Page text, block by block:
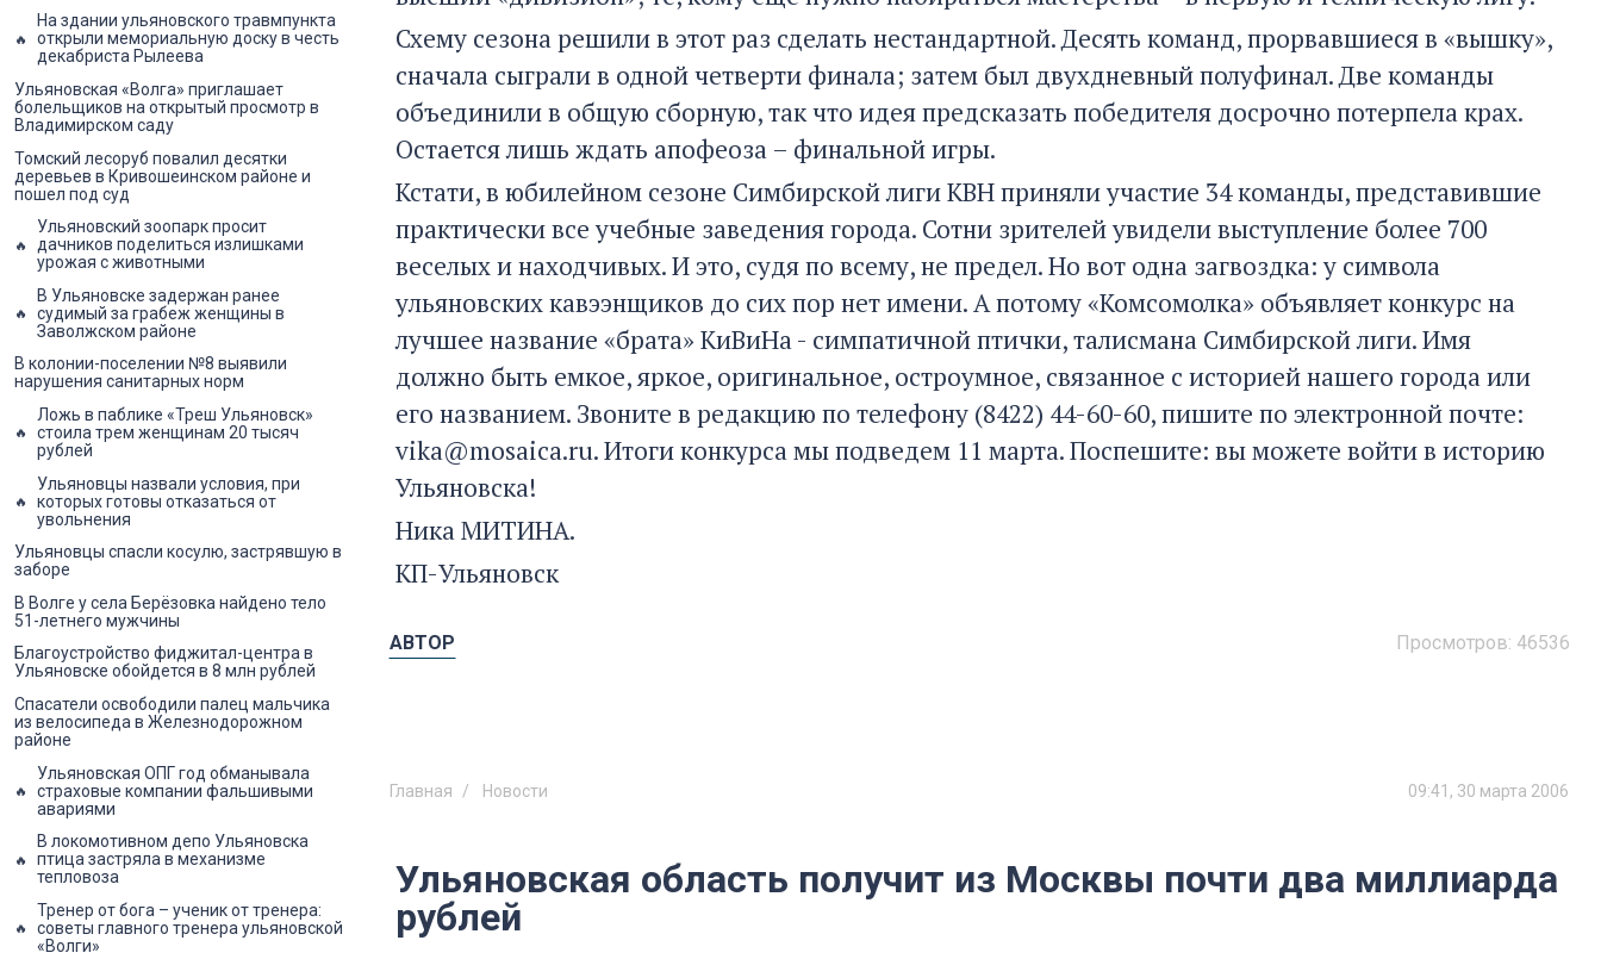
Схему сезона решили в этот раз сделать нестандартной. Десять команд, прорвавшиеся в «вышку»,
сначала сыграли в одной четверти финала; затем был двухдневный полуфинал. Две команды
объединили в общую сборную, так что идея предсказать победителя досрочно потерпела крах.
Остается лишь ждать апофеоза – финальной игры.
Кстати, в юбилейном сезоне Симбирской лиги КВН приняли участие 34 команды, представившие
практически все учебные заведения города. Сотни зрителей увидели выступление более 700
веселых и находчивых. И это, судя по всему, не предел. Но вот одна загвоздка: у символа
ульяновских кавээнщиков до сих пор нет имени. А потому «Комсомолка» объявляет конкурс на
лучшее название «брата» КиВиНа - симпатичной птички, талисмана Симбирской лиги. Имя
должно быть емкое, яркое, оригинальное, остроумное, связанное с историей нашего города или
его названием. Звоните в редакцию по телефону (8422) 44-60-60, пишите по электронной почте:
vika@mosaica.ru. Итоги конкурса мы подведем 11 марта. Поспешите: вы можете войти в историю
Ульяновска!
Ника МИТИНА.
КП-Ульяновск
Просмотров: 46536
АВТОР
Главная Новости 09:41, 30 марта 2006
Ульяновская область получит из Москвы почти два миллиарда
рублей
На здании ульяновского травмпункта
открыли мемориальную доску в честь
декабриста Рылеева
Ульяновская «Волга» приглашает
болельщиков на открытый просмотр в
Владимирском саду
Томский лесоруб повалил десятки
деревьев в Кривошеинском районе и
пошел под суд
Ульяновский зоопарк просит
дачников поделиться излишками
урожая с животными
В Ульяновске задержан ранее
судимый за грабеж женщины в
Заволжском районе
В колонии-поселении №8 выявили
нарушения санитарных норм
Ложь в паблике «Треш Ульяновск»
стоила трем женщинам 20 тысяч
рублей
Ульяновцы назвали условия, при
которых готовы отказаться от
увольнения
Ульяновцы спасли косулю, застрявшую в
заборе
В Волге у села Берёзовка найдено тело
51-летнего мужчины
Благоустройство фиджитал-центра в
Ульяновске обойдется в 8 млн рублей
Спасатели освободили палец мальчика
из велосипеда в Железнодорожном
районе
Ульяновская ОПГ год обманывала
страховые компании фальшивыми
авариями
В локомотивном депо Ульяновска
птица застряла в механизме
тепловоза
Тренер от бога – ученик от тренера:
советы главного тренера ульяновской
«Волги»